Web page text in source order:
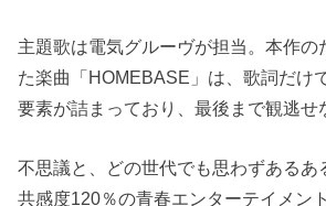
主題歌は電気グルーヴが担当。本作の
た楽曲「HOMEBASE」は、歌詞だけ
要素が詰まっており、最後まで観逃せ
不思議と、どの世代でも思わずあるあ
共感度120％の青春エンターテイメン